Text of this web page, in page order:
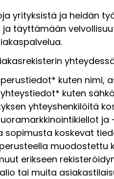
yrityksistä ja heidän
täyttämään
kuten nimi,
kuten
yhteyshenkilöitä
ja
sopimusta koskevat
erikseen
tai muita